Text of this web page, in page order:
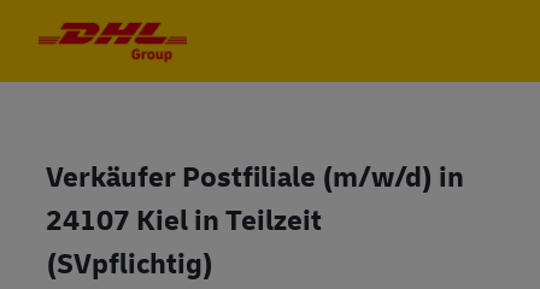
Verkäufer Postfiliale (m/w/d) in
24107 Kiel in Teilzeit
(SVpflichtig)